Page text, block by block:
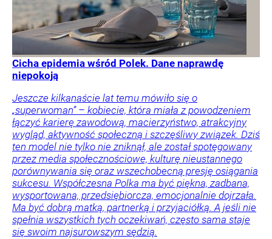
Cicha epidemia wśród Polek. Dane naprawdę
niepokoją
Jeszcze kilkanaście lat temu mówiło się o
„superwoman” – kobiecie, która miała z powodzeniem
łączyć karierę zawodową, macierzyństwo, atrakcyjny
wygląd, aktywność społeczną i szczęśliwy związek. Dziś
ten model nie tylko nie zniknął, ale został spotęgowany
przez media społecznościowe, kulturę nieustannego
porównywania się oraz wszechobecną presję osiągania
sukcesu. Współczesna Polka ma być piękna, zadbana,
wysportowana, przedsiębiorcza, emocjonalnie dojrzała.
Ma być dobrą matką, partnerką i przyjaciółką. A jeśli nie
spełnia wszystkich tych oczekiwań, często sama staje
się swoim najsurowszym sędzią.